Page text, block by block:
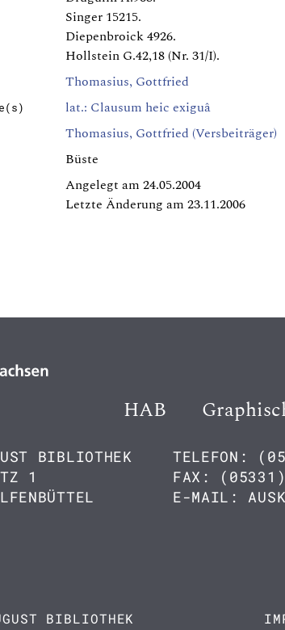
Singer 15215.
Diepenbroick 4926.
Hollstein G.42,18 (Nr. 31/I).
Thomasius, Gottfried
lat.: Clausum heic exiguâ
Thomasius, Gottfried (Versbeiträger)
Büste
Angelegt am 24.05.2004
Letzte Änderung am 23.11.2006
HAB
BIBLIOTHEK
1
TELEFON:
FAX:
E-MAIL:
BIBLIOTHEK